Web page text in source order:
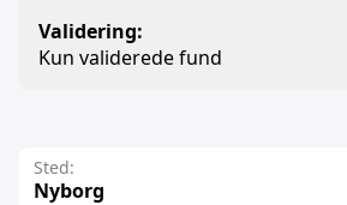
Validering:
Kun validerede fund
Sted:
Nyborg